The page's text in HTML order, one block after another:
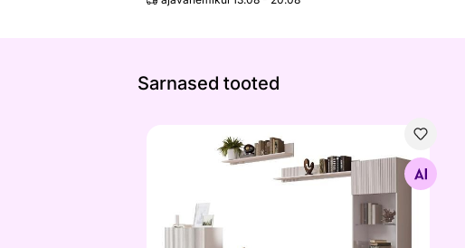
Sarnased tooted
Elutoamööbel Allan III
Otsi sarnaseid